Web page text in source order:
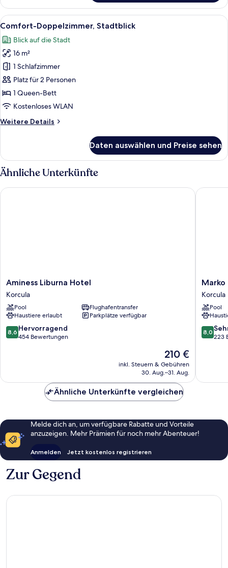
Doppelzimmer,
Meerblick
Alle
Fotos
für
Comfort-
Doppelzimmer,
Stadtblick
anzeigen
Ein Schlafzimmer mit einer
5
Comfort-Doppelzimmer, Stadtblick
Blick auf die Stadt
16 m²
1 Schlafzimmer
Platz für 2 Personen
1 Queen-Bett
Kostenloses WLAN
Weitere Details
Weitere
Doppelzimmer,
Stadtblick
Daten auswählen und Preise sehen
Ähnliche Unterkünfte
Aminess
Liburna
Hotel
Korcula
Aminess Liburna Hotel
Korcula
Pool
Flughafentransfer
Haustiere erlaubt
Parkplätze verfügbar
8.6
von
8,6 Hervorragend
454 Bewertungen
Der
Preis
beträgt
210 €
inkl. Steuern & Gebühren
30. Aug.–31. Aug.
Aminess Liburna Hotel
Marko
Polo
Hotel
by
Aminess
Korcula
Marko
Korcula
Pool
8.0
von
8,0
223
Marko
Ähnliche Unterkünfte vergleichen
Melde dich an, um verfügbare Rabatte und Vorteile
anzuzeigen. Mehr Prämien für noch mehr Abenteuer!
Anmelden Jetzt kostenlos registrieren
Zur Gegend